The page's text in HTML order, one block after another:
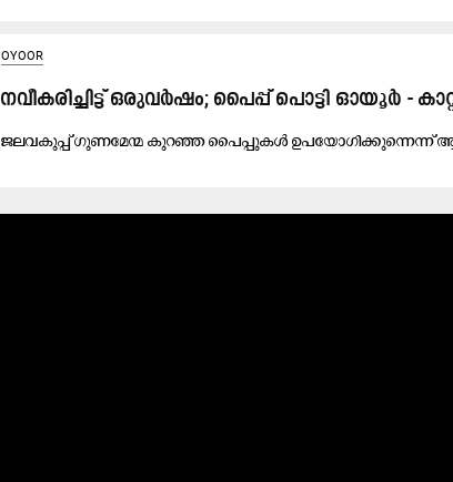
OYOOR
നവീകരിച്ചിട്ട് ഒരുവർഷം; പൈപ്പ് പൊട്ടി ഓയൂർ -
ജ​ല​വ​കു​പ്പ് ഗു​ണ​മേ​ന്മ കു​റ​ഞ്ഞ പൈ​പ്പു​ക​ൾ ഉ​പ​യോ​ഗി​ക്കു​ന്നെ​ന്ന്